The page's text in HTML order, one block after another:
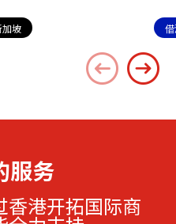
加坡
服务
香港开拓国际商